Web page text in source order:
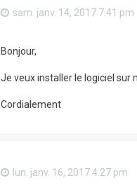
sam. janv. 14, 2017 7:41 pm
Bonjour,
Je veux installer le logiciel sur
Cordialement
lun. janv. 16, 2017 4:27 pm